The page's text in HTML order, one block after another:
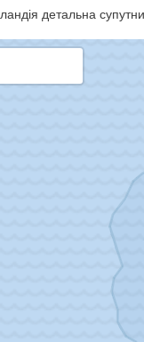
детальна